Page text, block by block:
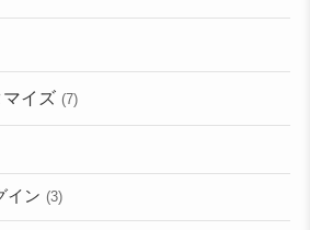
イズ (7)
イン (3)